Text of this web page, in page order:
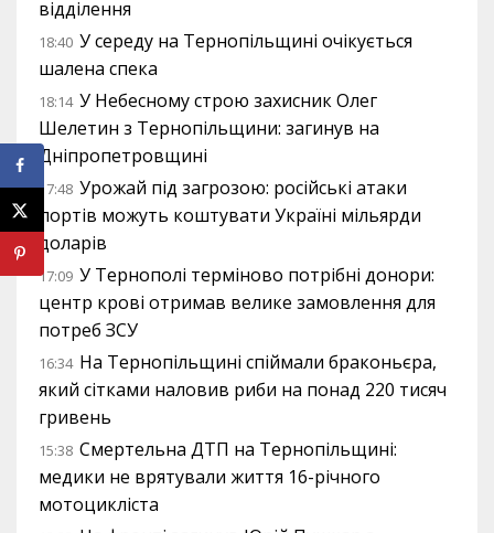
відділення
18:40 У середу на Тернопільщині очікується
шалена спека
18:14 У Небесному строю захисник Олег
Шелетин з Тернопільщини: загинув на
Дніпропетровщині
17:48 Урожай під загрозою: російські атаки
портів можуть коштувати Україні мільярди
доларів
17:09 У Тернополі терміново потрібні донори:
центр крові отримав велике замовлення для
потреб ЗСУ
16:34 На Тернопільщині спіймали браконьєра,
який сітками наловив риби на понад 220 тисяч
гривень
15:38 Смертельна ДТП на Тернопільщині:
медики не врятували життя 16-річного
мотоцикліста